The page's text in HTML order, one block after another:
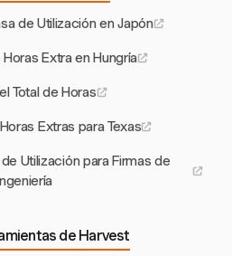
de Utilización en Japón
Extra en Hungría
Total de Horas
Extras para Texas
Utilización para Firmas de
Ingeniería
de Harvest